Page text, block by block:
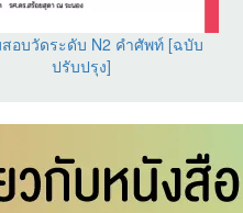
สอบวัดระดับ N2 คำศัพท์ [ฉบับ
ปรับปรุง]